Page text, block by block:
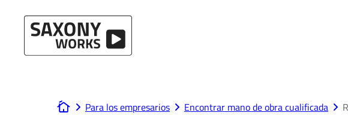
www.saxony-works.com
Para los empresarios Encontrar mano de obra cualificada